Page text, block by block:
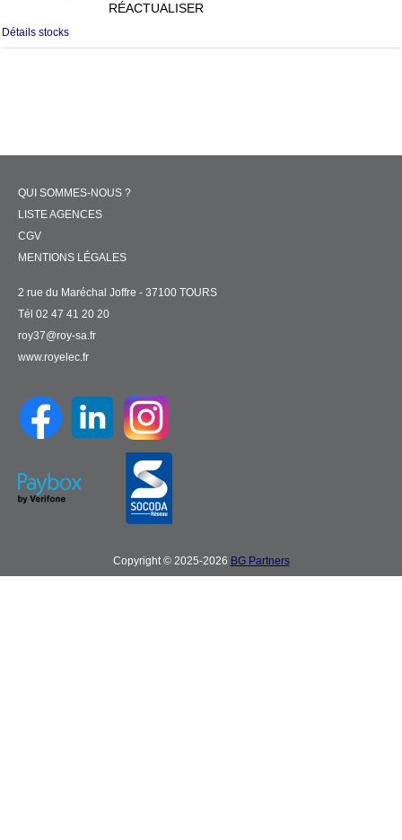
RÉACTUALISER
Détails stocks
QUI SOMMES-NOUS ?
LISTE AGENCES
CGV
MENTIONS LÉGALES
2 rue du Maréchal Joffre - 37100 TOURS
Tél 02 47 41 20 20
roy37@roy-sa.fr
www.royelec.fr
Copyright © 2025-2026 BG Partners